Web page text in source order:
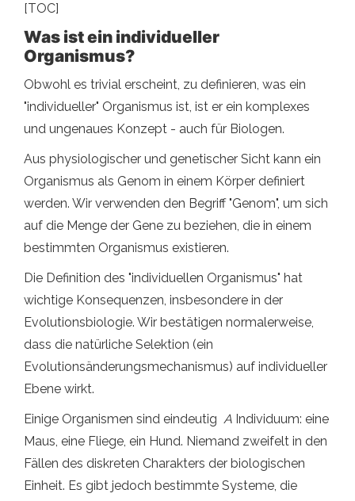
[TOC]
Was ist ein individueller
Organismus?
Obwohl es trivial erscheint, zu definieren, was ein
"individueller" Organismus ist, ist er ein komplexes
und ungenaues Konzept - auch für Biologen.
Aus physiologischer und genetischer Sicht kann ein
Organismus als Genom in einem Körper definiert
werden. Wir verwenden den Begriff "Genom", um sich
auf die Menge der Gene zu beziehen, die in einem
bestimmten Organismus existieren.
Die Definition des "individuellen Organismus" hat
wichtige Konsequenzen, insbesondere in der
Evolutionsbiologie. Wir bestätigen normalerweise,
dass die natürliche Selektion (ein
Evolutionsänderungsmechanismus) auf individueller
Ebene wirkt.
Einige Organismen sind eindeutig A Individuum: eine
Maus, eine Fliege, ein Hund. Niemand zweifelt in den
Fällen des diskreten Charakters der biologischen
Einheit. Es gibt jedoch bestimmte Systeme, die